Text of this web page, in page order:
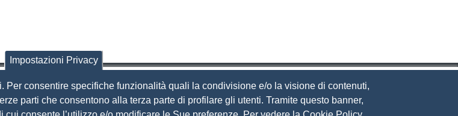
Impostazioni Privacy
consentire specifiche funzionalità quali la condivisione e/o la visione di contenuti,
parti che consentono alla terza parte di profilare gli utenti. Tramite questo banner,